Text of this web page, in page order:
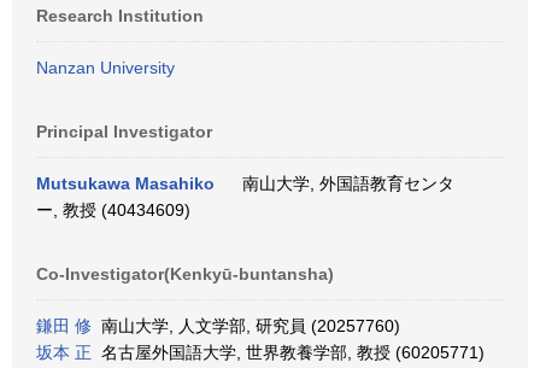
Research Institution
Nanzan University
Principal Investigator
Mutsukawa Masahiko
南山大学, 外国語教育センタ
ー, 教授 (40434609)
Co-Investigator(Kenkyū-buntansha)
鎌田 修 南山大学, 人文学部, 研究員 (20257760)
坂本 正 名古屋外国語大学, 世界教養学部, 教授 (60205771)